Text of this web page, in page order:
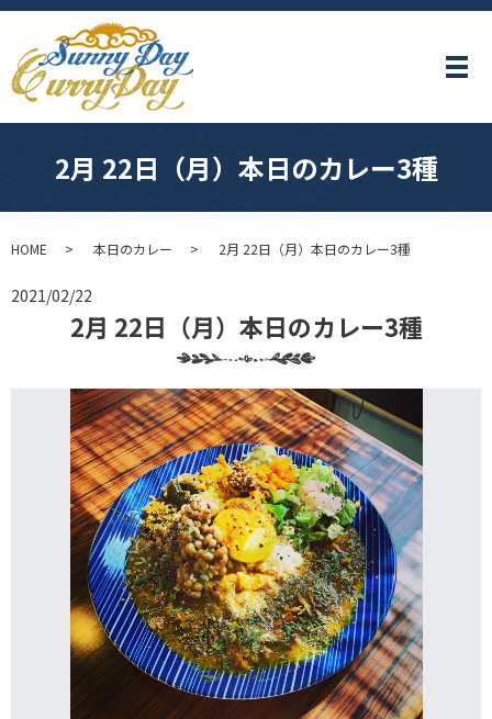
メ
2月 22日（月）本日のカレー3種
HOME 本日のカレー 2月 22日（月）本日のカレー3種
2021/02/22
2月 22日（月）本日のカレー3種